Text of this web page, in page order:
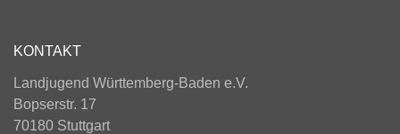
KONTAKT
Landjugend Württemberg-Baden e.V.
Bopserstr. 17
70180 Stuttgart